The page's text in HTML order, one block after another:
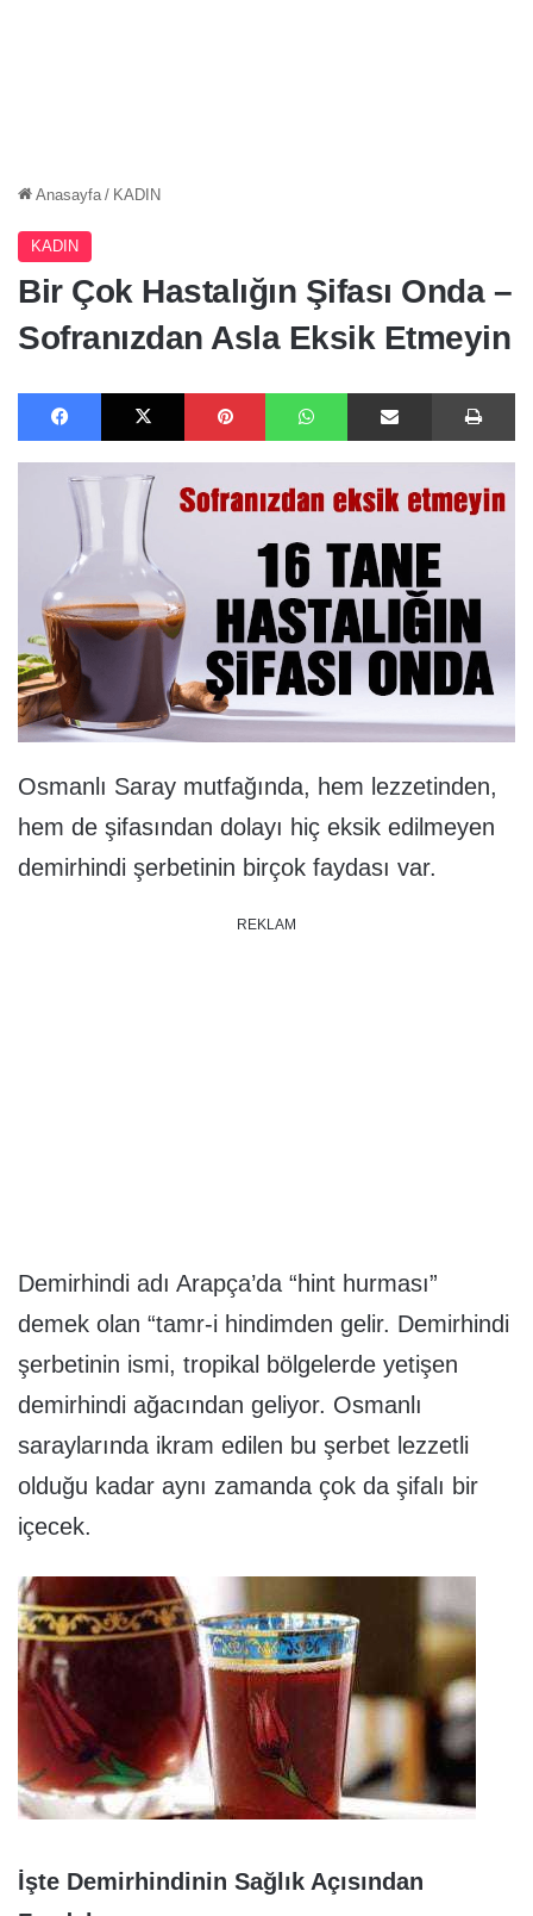
Anasayfa / KADIN
KADIN
Bir Çok Hastalığın Şifası Onda –
Sofranızdan Asla Eksik Etmeyin
Facebook X Pinterest WhatsApp E-Posta ile paylaş
Osmanlı Saray mutfağında, hem lezzetinden,
hem de şifasından dolayı hiç eksik edilmeyen
demirhindi şerbetinin birçok faydası var.
REKLAM
Demirhindi adı Arapça’da “hint hurması”
demek olan “tamr-i hindimden gelir. Demirhindi
şerbetinin ismi, tropikal bölgelerde yetişen
demirhindi ağacından geliyor. Osmanlı
saraylarında ikram edilen bu şerbet lezzetli
olduğu kadar aynı zamanda çok da şifalı bir
içecek.
İşte Demirhindinin Sağlık Açısından